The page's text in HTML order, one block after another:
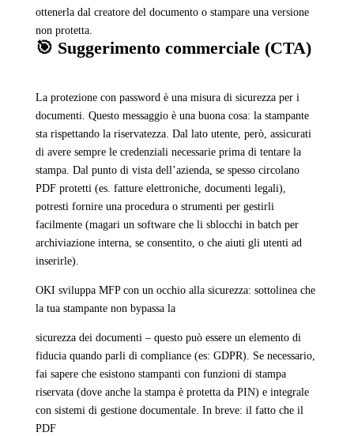
ottenerla dal creatore del documento o stampare una versione
non protetta.
🎯 Suggerimento commerciale (CTA)
La protezione con password è una misura di sicurezza per i
documenti. Questo messaggio è una buona cosa: la stampante
sta rispettando la riservatezza. Dal lato utente, però, assicurati
di avere sempre le credenziali necessarie prima di tentare la
stampa. Dal punto di vista dell’azienda, se spesso circolano
PDF protetti (es. fatture elettroniche, documenti legali),
potresti fornire una procedura o strumenti per gestirli
facilmente (magari un software che li sblocchi in batch per
archiviazione interna, se consentito, o che aiuti gli utenti ad
inserirle).
OKI sviluppa MFP con un occhio alla sicurezza: sottolinea che
la tua stampante non bypassa la
sicurezza dei documenti – questo può essere un elemento di
fiducia quando parli di compliance (es: GDPR). Se necessario,
fai sapere che esistono stampanti con funzioni di stampa
riservata (dove anche la stampa è protetta da PIN) e integrale
con sistemi di gestione documentale. In breve: il fatto che il
PDF